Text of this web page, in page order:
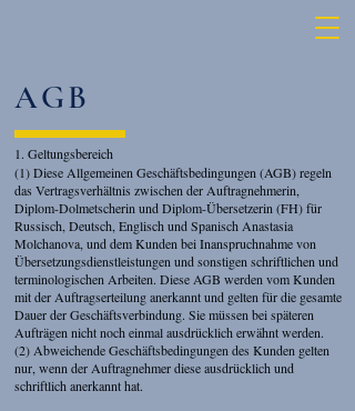
AGB
1. Geltungsbereich
(1) Diese Allgemeinen Geschäftsbedingungen (AGB) regeln
das Vertragsverhältnis zwischen der Auftragnehmerin,
Diplom-Dolmetscherin und Diplom-Übersetzerin (FH) für
Russisch, Deutsch, Englisch und Spanisch Anastasia
Molchanova, und dem Kunden bei Inanspruchnahme von
Übersetzungsdienstleistungen und sonstigen schriftlichen und
terminologischen Arbeiten. Diese AGB werden vom Kunden
mit der Auftragserteilung anerkannt und gelten für die gesamte
Dauer der Geschäftsverbindung. Sie müssen bei späteren
Aufträgen nicht noch einmal ausdrücklich erwähnt werden.
(2) Abweichende Geschäftsbedingungen des Kunden gelten
nur, wenn der Auftragnehmer diese ausdrücklich und
schriftlich anerkannt hat.